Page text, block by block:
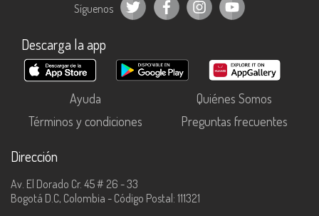
Síguenos
Descarga la app
Ayuda
Quiénes Somos
Términos y condiciones
Preguntas frecuentes
Dirección
Av. El Dorado Cr. 45 # 26 - 33
Bogotá D.C, Colombia - Código Postal: 111321